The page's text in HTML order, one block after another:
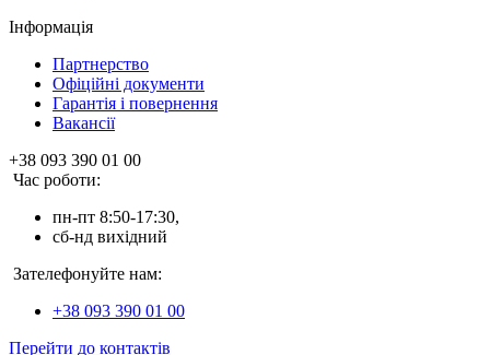
Інформація
Партнерство
Офіційні документи
Гарантія і повернення
Вакансії
+38 093 390 01 00
Час роботи:
пн-пт 8:50-17:30,
сб-нд вихідний
Зателефонуйте нам:
+38 093 390 01 00
Перейти до контактів